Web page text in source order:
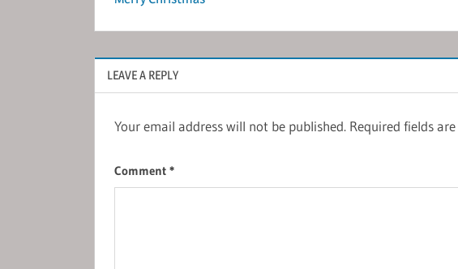
navigation
LEAVE A REPLY
Your email address will not be published. Required fields
Comment *